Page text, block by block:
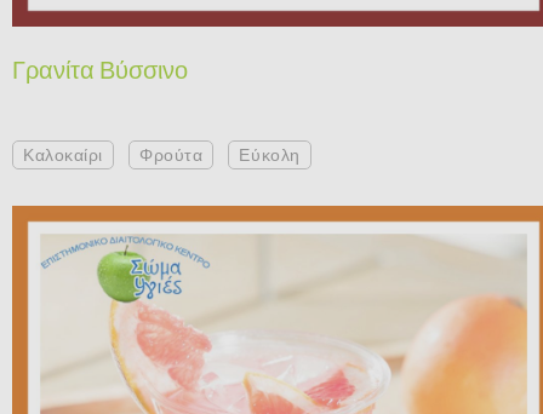
Γρανίτα Βύσσινο
Καλοκαίρι Φρούτα Εύκολη